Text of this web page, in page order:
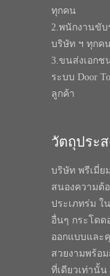
ทุกคน
2.พนักงานขับ
บริษัท ฯ ทุกคน
3.ขนส่งเอกช
ระบบ Door
ลูกค้า
วัตถุประ
บริษัท พรีเมี่ย
สนองความต้
ประเภทร่ม ใ
อื่นๆ กระโดด
ออกแบบและ
สวยงามพร้อ
ที่เดียวเท่านั้